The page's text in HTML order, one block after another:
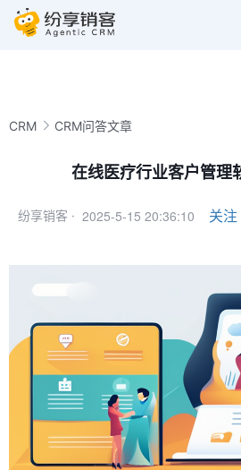
CRM CRM问答文章
在线医疗行业客户管理
纷享销客 · 2025-5-15 20:36:10 关注